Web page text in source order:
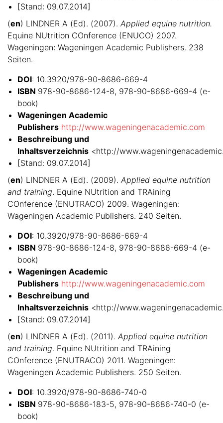
[Stand: 09.07.2014]
(en) LINDNER A (Ed). (2007). Applied equine nutrition.
Equine NUtrition COnference (ENUCO) 2007.
Wageningen: Wageningen Academic Publishers. 238
Seiten.
DOI: 10.3920/978-90-8686-669-4
ISBN 978-90-8686-124-8, 978-90-8686-669-4 (e-
book)
Wageningen Academic
Publishers http://www.wageningenacademic.com
Beschreibung und
Inhaltsverzeichnis <http://
[Stand: 09.07.2014]
(en) LINDNER A (Ed). (2009). Applied equine nutrition
and training. Equine NUtrition and TRAining
COnference (ENUTRACO) 2009. Wageningen:
Wageningen Academic Publishers. 240 Seiten.
DOI: 10.3920/978-90-8686-669-4
ISBN 978-90-8686-124-8, 978-90-8686-669-4 (e-
book)
Wageningen Academic
Publishers http://www.wageningenacademic.com
Beschreibung und
Inhaltsverzeichnis <http://
[Stand: 09.07.2014]
(en) LINDNER A (Ed). (2011). Applied equine nutrition
and training. Equine NUtrition and TRAining
COnference (ENUTRACO) 2011. Wageningen:
Wageningen Academic Publishers. 250 Seiten.
DOI: 10.3920/978-90-8686-740-0
ISBN 978-90-8686-183-5, 978-90-8686-740-0 (e-
book)